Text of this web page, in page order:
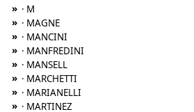
» · M
» · MAGNE
» · MANCINI
» · MANFREDINI
» · MANSELL
» · MARCHETTI
» · MARIANELLI
» · MARTINEZ